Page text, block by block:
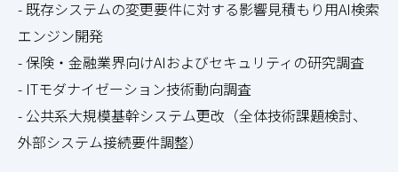
- 既存システムの変更要件に対する影響見積もり用AI検索
エンジン開発
- 保険・金融業界向けAIおよびセキュリティの研究調査
- ITモダナイゼーション技術動向調査
- 公共系大規模基幹システム更改（全体技術課題検討、
外部システム接続要件調整）